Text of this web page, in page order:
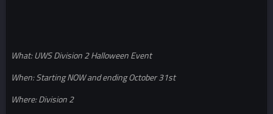
What: UWS Division 2 Halloween Event
When: Starting NOW and ending October 31st
Where: Division 2